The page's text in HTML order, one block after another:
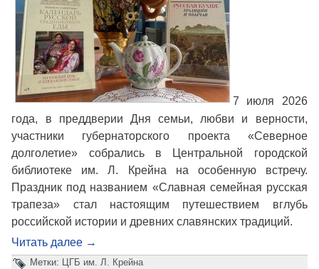
7 июля 2026
года, в преддверии Дня семьи, любви и верности,
участники губернаторского проекта «Северное
долголетие» собрались в Центральной городской
библиотеке им. Л. Крейна на особенную встречу.
Праздник под названием «Славная семейная русская
трапеза» стал настоящим путешествием вглубь
российской истории и древних славянских традиций.
Читать далее →
Метки: ЦГБ им. Л. Крейна